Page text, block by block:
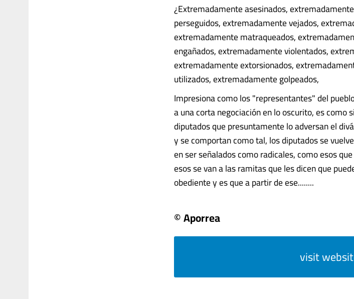
¿Extremadamente asesinados,
perseguidos, extremadamente vejados,
extremadamente matraqueados,
engañados, extremadamente violentados,
extremadamente extorsionados,
utilizados, extremadamente golpeados,
Impresiona como los "representantes" del
a una corta negociación en lo oscurito, es como
diputados que presuntamente lo adversan el
y se comportan como tal, los diputados se
en ser señalados como radicales, como esos
esos se van a las ramitas que les dicen que
obediente y es que a partir de ese........
© Aporrea
visit